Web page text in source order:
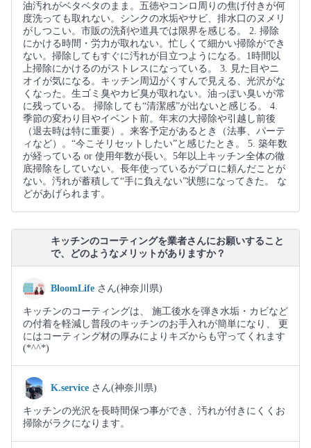
油汚れがベタベタのまま。五徳やコンロ周りの焦げ付きが何
度洗っても取れない。シンクの水垢やサビ、排水口のヌメリ
がしつこい。市販の洗剤や道具では限界を感じる。 2. 掃除
にかける時間・労力が取れない。忙しくて細かい掃除ができ
ない。掃除してもすぐに汚れが目立つようになる。1時間以
上掃除にかけるのがストレスになっている。 3. 見た目やニ
オイが気になる。キッチン周辺がくすんで見える、光沢がな
くなった。生ゴミ臭やカビ臭が取れない。油っぽい臭いが常
に残っている。 掃除しても“清潔感”が出ないと感じる。 4.
季節の変わり目やイベント前。年末の大掃除や引越し前後
（退去時は特に重要）。来客予定があるとき（法事、パーテ
ィなど）。“今こそリセットしたい”と感じたとき。 5. 築年数
が経っている or 使用年数が長い。5年以上キッチン全体の徹
底掃除をしていない。長年使っているがプロに頼んだことが
ない。汚れが蓄積して“手に負えない”状態になってきた。 な
どがあげられます。
キッチンのコーティングを業者さんにお願いすること
で、どのようなメリットがありますか？
BloomLife さん(神奈川県)
キッチンのコーティングは、 施工後水を弾き水垢・カビなど
の付着を軽減し普段のキッチンのお手入れが簡単になり、 更
にはコーティング材の厚みによりキズからも守ってくれます
(*^^*)
K.service さん(神奈川県)
キッチンの光沢を長時間保つ事ができ、汚れが付きにくくお
掃除がラクになります。